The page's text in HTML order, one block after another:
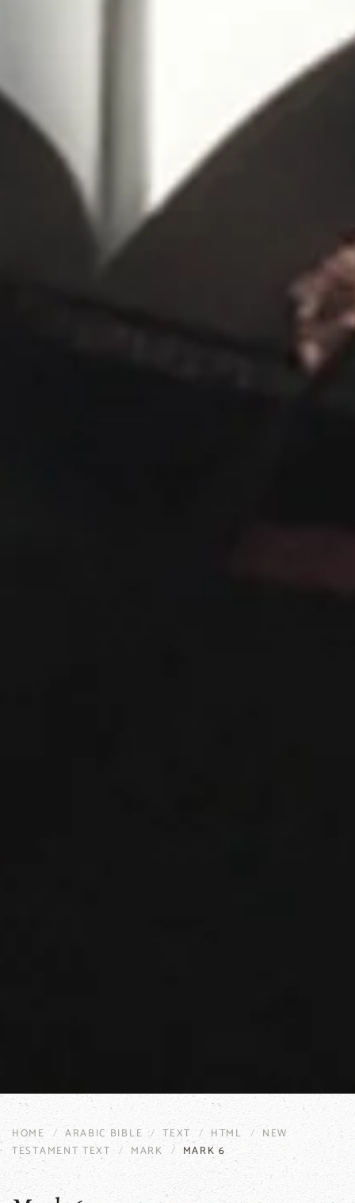
HOME ARABIC BIBLE TEXT HTML
NEW
TESTAMENT TEXT
MARK MARK 6